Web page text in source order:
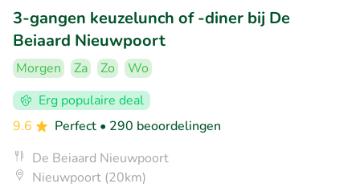
3-gangen keuzelunch of -diner bij De
Beiaard Nieuwpoort
Morgen Za Zo
Wo
Erg populaire deal
9.6
Perfect • 290 beoordelingen
De Beiaard Nieuwpoort
Nieuwpoort (20km)